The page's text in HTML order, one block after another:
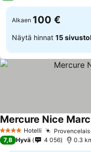
Alkaen 100 €
Näytä hinnat 15
4 Tähtiluokitus
Hotelli
Mercure Nice
7,8 Hyvä 4 056 0.3